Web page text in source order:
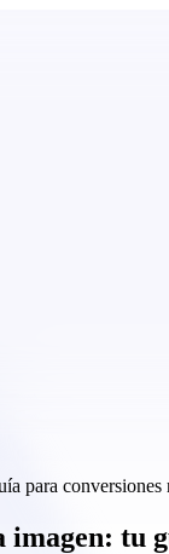
para conversiones
tu